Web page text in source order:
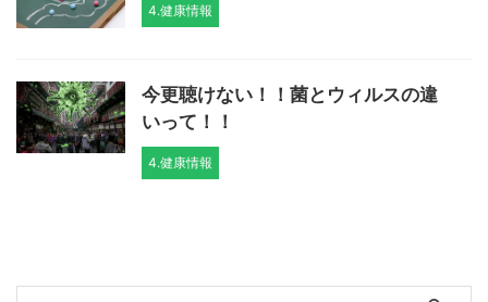
4.健康情報
今更聴けない！！菌とウィルスの違
いって！！
4.健康情報